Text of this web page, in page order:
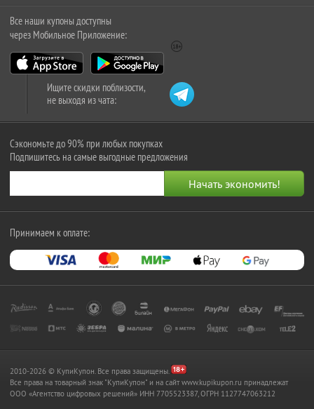
Все наши купоны доступны
через Мобильное Приложение:
Ищите скидки поблизости,
не выходя из чата:
Сэкономьте до 90% при любых покупках
Подпишитесь на самые выгодные предложения
Принимаем к оплате:
2010-2026 © КупиКупон. Все права защищены.
Все права на товарный знак "КупиКупон" и на сайт www.kupikupon.ru принадлежат
OOO «Агентство цифровых решений» ИНН 7705523387, ОГРН 1127747063212